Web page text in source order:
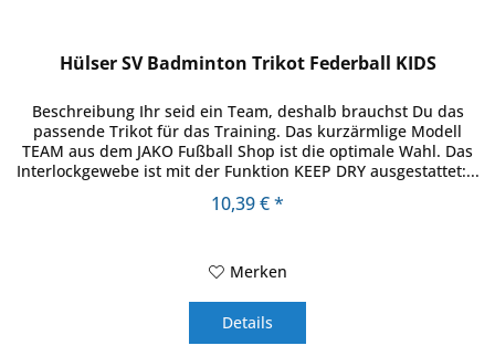
Hülser SV Badminton Trikot Federball KIDS
Beschreibung Ihr seid ein Team, deshalb brauchst Du das
passende Trikot für das Training. Das kurzärmlige Modell
TEAM aus dem JAKO Fußball Shop ist die optimale Wahl. Das
Interlockgewebe ist mit der Funktion KEEP DRY ausgestattet:...
10,39 € *
Merken
Details